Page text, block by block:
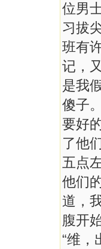
位男
习拔
班有
记，
是我
傻子
要好
了他
五点
他们
道，
腹开
“维，